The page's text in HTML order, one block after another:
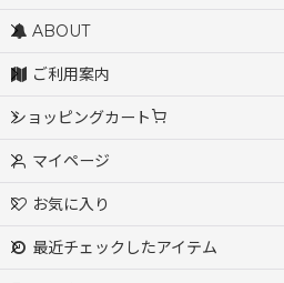
ABOUT
ご利用案内
ショッピングカート
マイページ
お気に入り
最近チェックしたアイテム